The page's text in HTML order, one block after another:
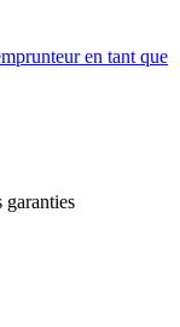
en tant que
garanties